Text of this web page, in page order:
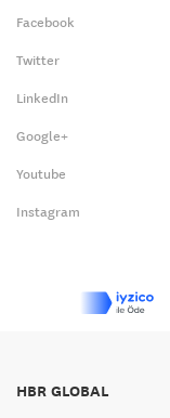
Facebook
Twitter
LinkedIn
Google+
Youtube
Instagram
HBR GLOBAL